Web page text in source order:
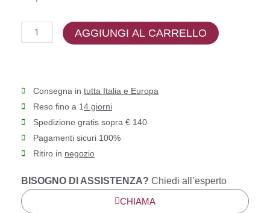
EA4225
AGGIUNGI AL CARRELLO
Consegna in tutta Italia e Europa
Reso fino a 14 giorni
Spedizione gratis sopra € 140
Pagamenti sicuri 100%
Ritiro in negozio
BISOGNO DI ASSISTENZA? Chiedi all’esperto
CHIAMA